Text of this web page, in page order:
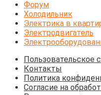
Форум
Холодильник
Электрика в
Электродвигатель
Пользовательское
Контакты
Политика
Согласие на